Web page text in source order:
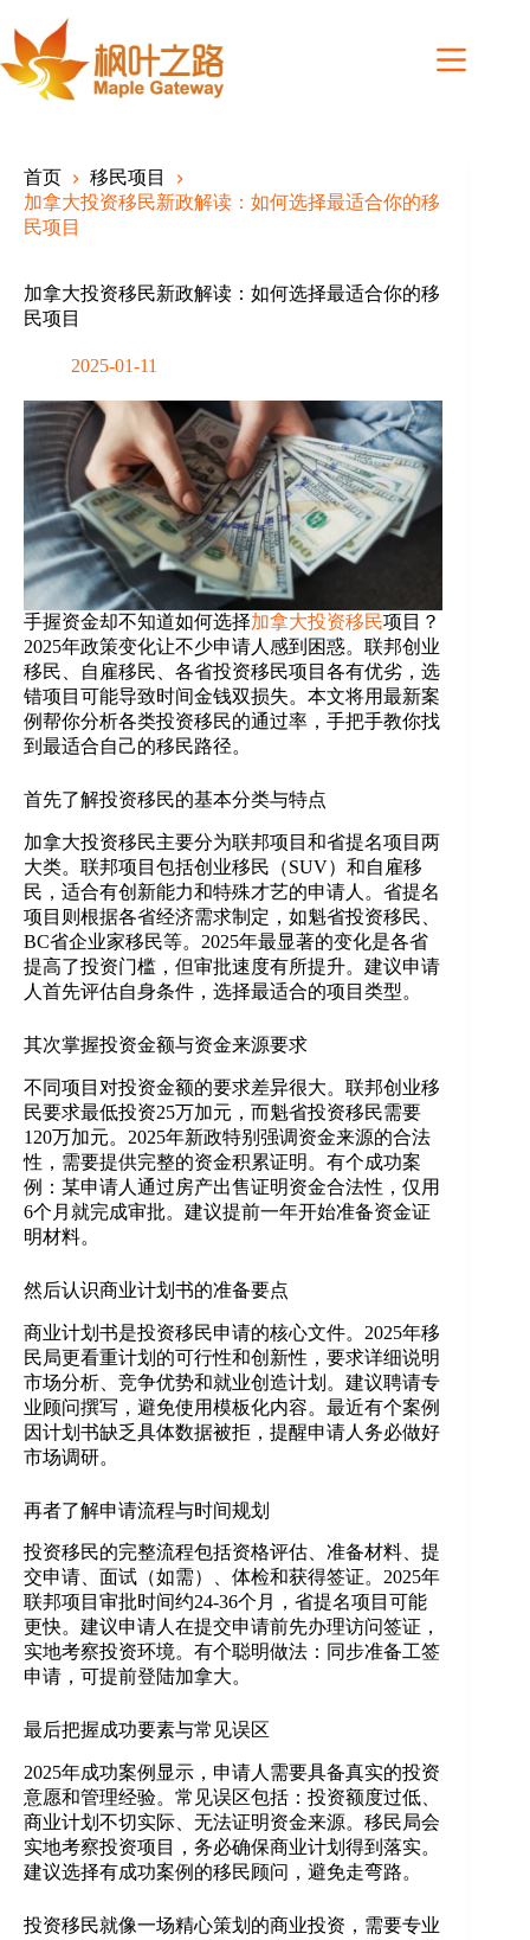
content
首页
移民项目
加拿大投资移民新政解读：如何选择最适合你的移
民项目
加拿大投资移民新政解读：如何选择最适合你的移
民项目
2025-01-11
手握资金却不知道如何选择加拿大投资移民项目？
2025年政策变化让不少申请人感到困惑。联邦创业
移民、自雇移民、各省投资移民项目各有优劣，选
错项目可能导致时间金钱双损失。本文将用最新案
例帮你分析各类投资移民的通过率，手把手教你找
到最适合自己的移民路径。
首先了解投资移民的基本分类与特点​
​加拿大投资移民主要分为联邦项目和省提名项目两
大类。联邦项目包括创业移民（SUV）和自雇移
民，适合有创新能力和特殊才艺的申请人。省提名
项目则根据各省经济需求制定，如魁省投资移民、
BC省企业家移民等。2025年最显著的变化是各省
提高了投资门槛，但审批速度有所提升。建议申请
人首先评估自身条件，选择最适合的项目类型。
​​其次掌握投资金额与资金来源要求​​
不同项目对投资金额的要求差异很大。联邦创业移
民要求最低投资25万加元，而魁省投资移民需要
120万加元。2025年新政特别强调资金来源的合法
性，需要提供完整的资金积累证明。有个成功案
例：某申请人通过房产出售证明资金合法性，仅用
6个月就完成审批。建议提前一年开始准备资金证
明材料。
​​然后认识商业计划书的准备要点​​
商业计划书是投资移民申请的核心文件。2025年移
民局更看重计划的可行性和创新性，要求详细说明
市场分析、竞争优势和就业创造计划。建议聘请专
业顾问撰写，避免使用模板化内容。最近有个案例
因计划书缺乏具体数据被拒，提醒申请人务必做好
市场调研。
​​再者了解申请流程与时间规划​​
投资移民的完整流程包括资格评估、准备材料、提
交申请、面试（如需）、体检和获得签证。2025年
联邦项目审批时间约24-36个月，省提名项目可能
更快。建议申请人在提交申请前先办理访问签证，
实地考察投资环境。有个聪明做法：同步准备工签
申请，可提前登陆加拿大。
​​最后把握成功要素与常见误区​​
2025年成功案例显示，申请人需要具备真实的投资
意愿和管理经验。常见误区包括：投资额度过低、
商业计划不切实际、无法证明资金来源。移民局会
实地考察投资项目，务必确保商业计划得到落实。
建议选择有成功案例的移民顾问，避免走弯路。
投资移民就像一场精心策划的商业投资，需要专业